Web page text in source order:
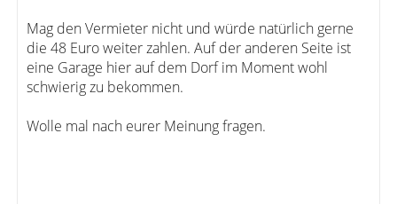
Mag den Vermieter nicht und würde natürlich gerne
die 48 Euro weiter zahlen. Auf der anderen Seite ist
eine Garage hier auf dem Dorf im Moment wohl
schwierig zu bekommen.
Wolle mal nach eurer Meinung fragen.